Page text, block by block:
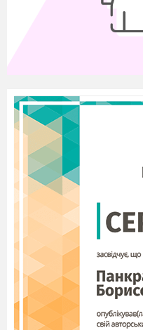
Розділ II.
Розділ III.
Мої роботи
Розділ IV.
«Поради